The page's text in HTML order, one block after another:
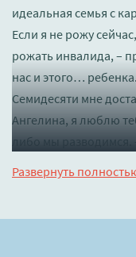
идеальная семья с
Если я не рожу
рожать инвалида, –
нас и этого…
Семидесяти мне
Ангелина, я люблю
либо мы разводимся.
чувствовала себя
жесток. Нельзя
Развернуть